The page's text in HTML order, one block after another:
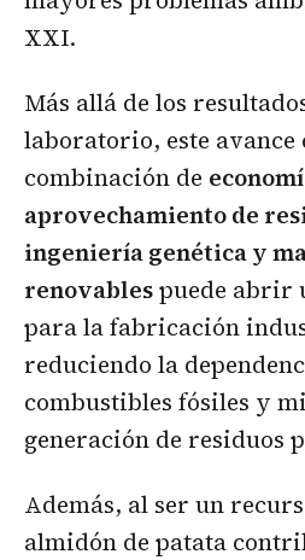
XXI.
Más allá de los
laboratorio, este avance
combinación de
aprovechamiento de
ingeniería genética y
renovablespuede abrir
para la fabricación
reduciendo la
combustibles fósiles y
generación de residuos
Además, al ser un
almidón de patata